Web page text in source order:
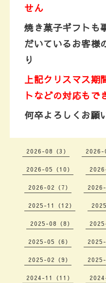
せん
焼き菓子ギフトも
だいているお客様
り
上記クリスマス期
トなどの対応もで
何卒よろしくお願
2026-08（3） 2026-
2026-05（10）
2026-02（7） 2026-
2025-11（12）
2025-08（8）
2025-05（6） 2025-
2025-02（9） 2025-
2024-11（11）